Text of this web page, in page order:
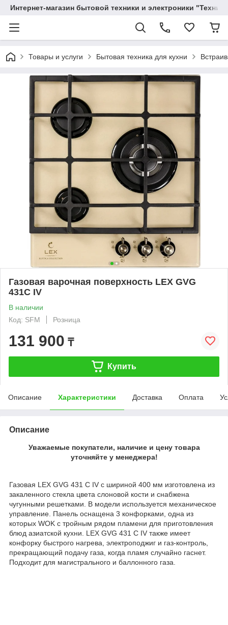
Интернет-магазин бытовой техники и электроники
Товары и услуги Бытовая техника для кухни
Газовая варочная поверхность LEX GVG
431C IV
В наличии
Код: SFM
Розница
131 900 ₸
Купить
Описание Характеристики Доставка Оплата
Описание
Уважаемые покупатели, наличие и цену товара
уточняйте у менеджера!
Газовая LEX GVG 431 C IV с шириной 400 мм изготовлена из
закаленного стекла цвета слоновой кости и снабжена
чугунными решетками. В модели используется механическое
управление. Панель оснащена 3 конфорками, одна из
которых WOK с тройным рядом пламени для приготовления
блюд азиатской кухни. LEX GVG 431 C IV также имеет
конфорку быстрого нагрева, электроподжиг и газ-контроль,
прекращающий подачу газа, когда пламя случайно гаснет.
Подходит для магистрального и баллонного газа.